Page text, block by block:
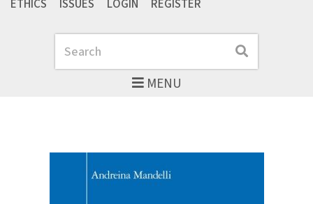
MENU
Search Search
ETHICS
ISSUES LOGIN REGISTER